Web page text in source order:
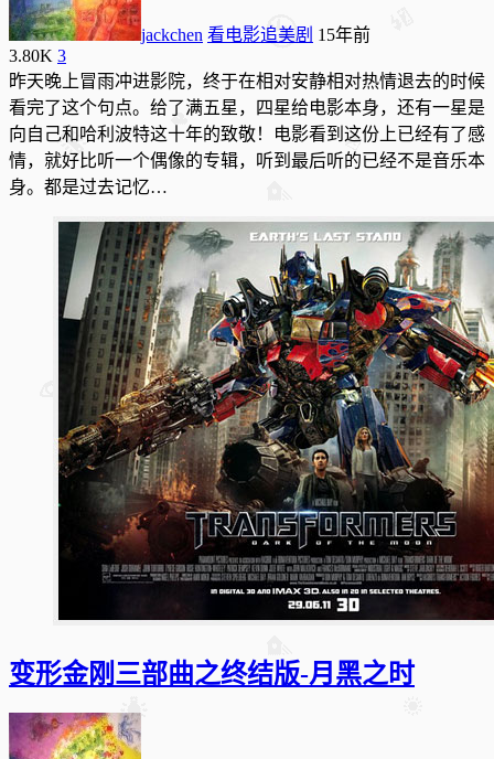
jackchen 看电影追美剧 15年前
3.80K 3
昨天晚上冒雨冲进影院，终于在相对安静相对热情退去的时候
看完了这个句点。给了满五星，四星给电影本身，还有一星是
向自己和哈利波特这十年的致敬！电影看到这份上已经有了感
情，就好比听一个偶像的专辑，听到最后听的已经不是音乐本
身。都是过去记忆…
变形金刚三部曲之终结版-月黑之时